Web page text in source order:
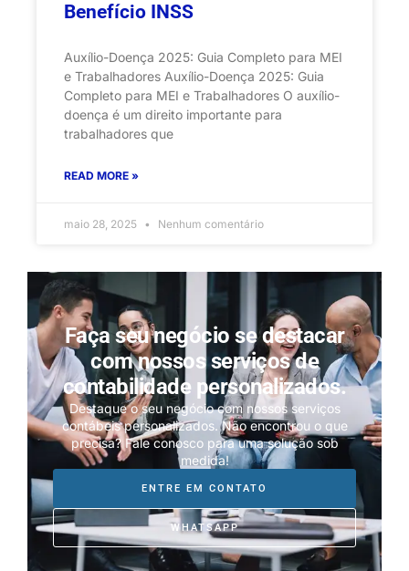
Benefício INSS
Auxílio-Doença 2025: Guia Completo para MEI
e Trabalhadores Auxílio-Doença 2025: Guia
Completo para MEI e Trabalhadores O auxílio-
doença é um direito importante para
trabalhadores que
READ MORE »
maio 28, 2025 Nenhum comentário
Faça seu negócio se destacar
com nossos serviços de
contabilidade personalizados.
Destaque o seu negócio com nossos serviços
contábeis personalizados. Não encontrou o que
precisa? Fale conosco para uma solução sob
medida!
ENTRE EM CONTATO
WHATSAPP